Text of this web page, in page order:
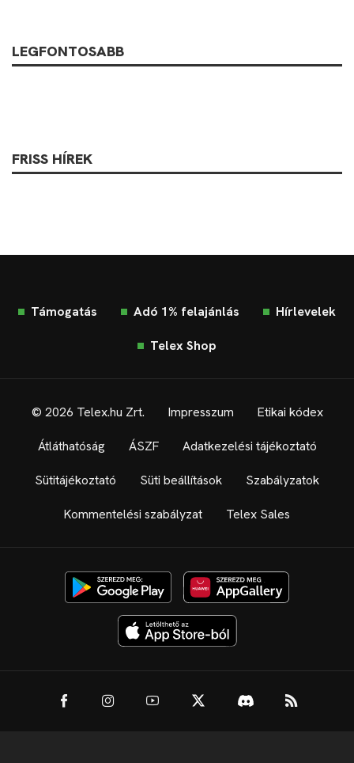
LEGFONTOSABB
FRISS HÍREK
Támogatás Adó 1% felajánlás Hírlevelek
Telex Shop
© 2026 Telex.hu Zrt. Impresszum Etikai kódex
Átláthatóság ÁSZF Adatkezelési tájékoztató
Sütitájékoztató Süti beállítások Szabályzatok
Kommentelési szabályzat Telex Sales